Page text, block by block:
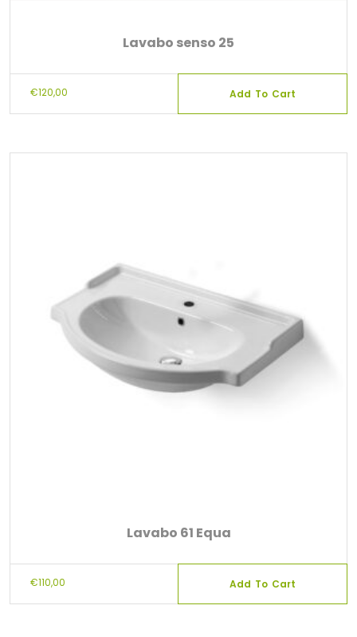
Lavabo senso 25
€120,00 Add To Cart
Lavabo 61 Equa
€110,00 Add To Cart